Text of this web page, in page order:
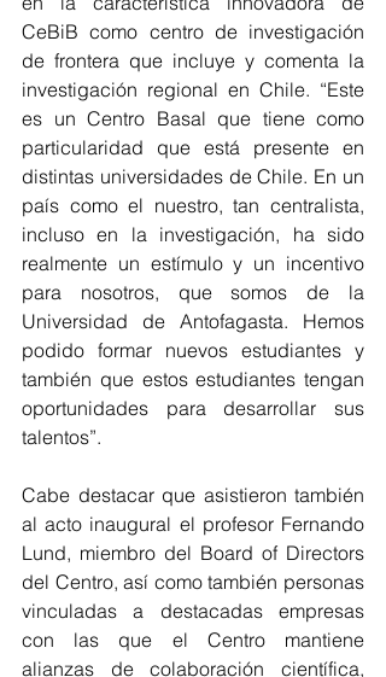
CeBiB como centro de investigación
de frontera que incluye y comenta la
investigación regional en Chile. “Este
es un Centro Basal que tiene como
particularidad que está presente en
distintas universidades de Chile. En un
país como el nuestro, tan centralista,
incluso en la investigación, ha sido
realmente un estímulo y un incentivo
para nosotros, que somos de la
Universidad de Antofagasta. Hemos
podido formar nuevos estudiantes y
también que estos estudiantes tengan
oportunidades para desarrollar sus
talentos”.
Cabe destacar que asistieron también
al acto inaugural el profesor Fernando
Lund, miembro del Board of Directors
del Centro, así como también personas
vinculadas a destacadas empresas
con las que el Centro mantiene
alianzas de colaboración científica,